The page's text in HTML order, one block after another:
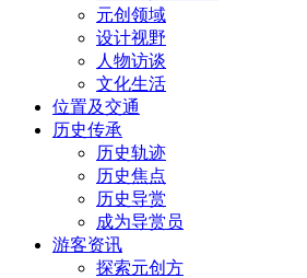
元创领域
设计视野
人物访谈
文化生活
位置及交通
历史传承
历史轨迹
历史焦点
历史导赏
成为导赏员
游客资讯
探索元创方